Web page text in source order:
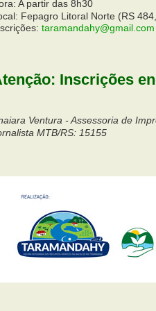
A partir das 8h30
Fepagro Litoral Norte (RS
taramandahy@gmail.com
Inscrições
Ventura - Assessoria de
MTB/RS: 15155